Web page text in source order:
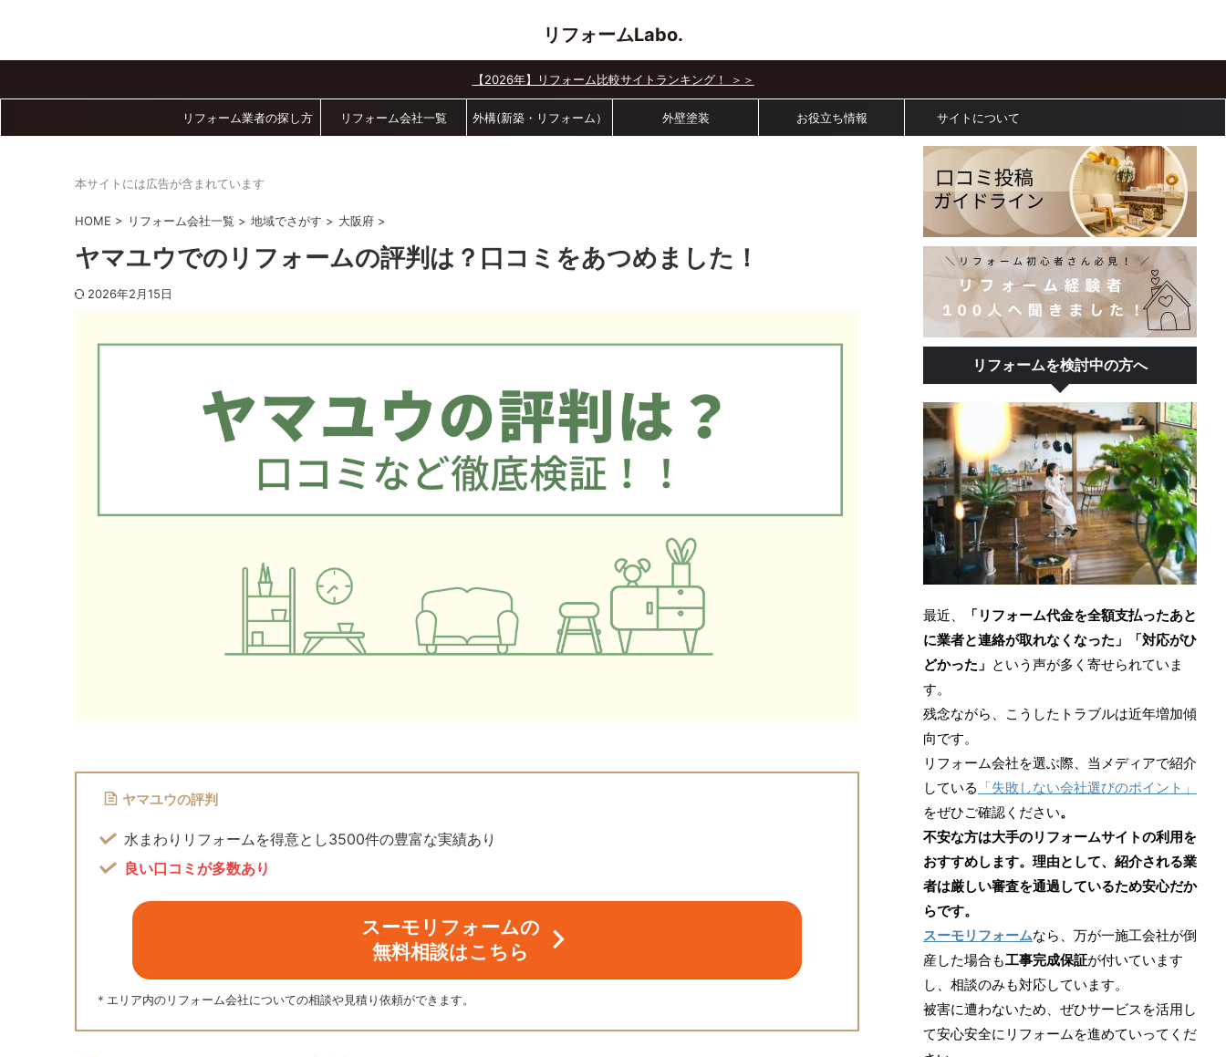
リフォームLabo.
【2026年】リフォーム比較サイトランキング！ ＞＞
リフォーム業者の探し方 リフォーム会社一覧 外構(新築・リフォーム） 外壁塗装 お役立ち情報 サイトについて
本サイトには広告が含まれています
HOME > リフォーム会社一覧 > 地域でさがす > 大阪府 >
ヤマユウでのリフォームの評判は？口コミをあつめました！
2026年2月15日
ヤマユウの評判
水まわりリフォームを得意とし3500件の豊富な実績あり
良い口コミが多数あり
スーモリフォームの
無料相談はこちら
＊エリア内のリフォーム会社についての相談や見積り依頼ができます。
リフォームを検討中の方へ
最近、
「リフォーム代金を全額支払ったあと
に業者と連絡が取れなくなった」「対応がひ
どかった」 という声が多く寄せられていま
す。
残念ながら、こうしたトラブルは近年増加傾
向です。
リフォーム会社を選ぶ際、当メディアで紹介
している 「失敗しない会社選びのポイント」
をぜひご確認ください。
不安な方は大手のリフォームサイトの利用を
おすすめします。理由として、紹介される業
者は厳しい審査を通過しているため安心だか
らです。
スーモリフォームなら、万が一施工会社が倒
産した場合も工事完成保証が付いています
し、相談のみも対応しています。
被害に遭わないため、ぜひサービスを活用し
て安心安全にリフォームを進めていってくだ